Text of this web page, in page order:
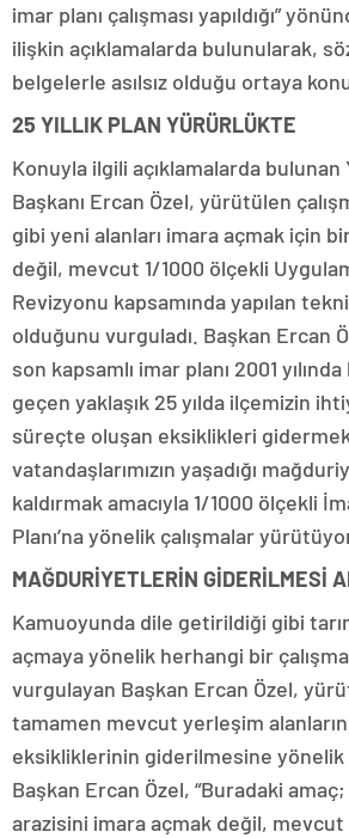
imar planı çalışması yapıldığı”
ilişkin açıklamalarda bulunularak,
belgelerle asılsız olduğu ortaya
25 YILLIK PLAN YÜRÜRLÜKTE
Konuyla ilgili açıklamalarda
Başkanı Ercan Özel, yürütülen
gibi yeni alanları imara açmak için
değil, mevcut 1/1000 ölçekli
Revizyonu kapsamında yapılan
olduğunu vurguladı. Başkan Ercan
son kapsamlı imar planı 2001
geçen yaklaşık 25 yılda ilçemizin
süreçte oluşan eksiklikleri
vatandaşlarımızın yaşadığı
kaldırmak amacıyla 1/1000 ölçekli
Planı’na yönelik çalışmalar
MAĞDURİYETLERİN GİDERİLMESİ
Kamuoyunda dile getirildiği gibi
açmaya yönelik herhangi bir çalışma
vurgulayan Başkan Ercan Özel,
tamamen mevcut yerleşim
eksikliklerinin giderilmesine yönelik
Başkan Ercan Özel, “Buradaki
arazisini imara açmak değil,